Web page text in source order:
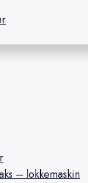
– lokkemaskin